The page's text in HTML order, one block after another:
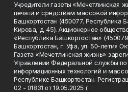
Учредители газеты «Мечетлинская
печати и средствам массовой
Башкортостан (450077, Республика
Кирова, д. 45). Акционерное
«Республика Башкортостан»
Башкортостан, г. Уфа, ул. 50-летия
Газета «Мечетлинская жизнь»
Управлении Федеральной службы
информационных технологий и
Республике Башкортостан.
02 - 01831 от 19.05.2025 г.